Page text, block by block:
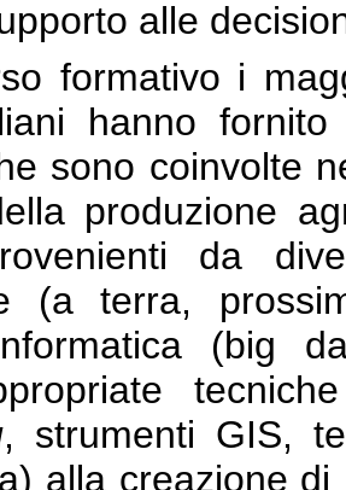
alle
formativo i
hanno
sono coinvolte
produzione
da
(a terra,
(big
, strumenti GIS,
alla creazione